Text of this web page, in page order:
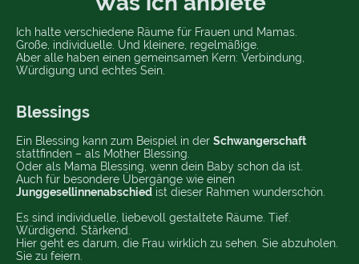
Ich halte verschiedene Räume für Frauen und Mamas.
Große, individuelle. Und kleinere, regelmäßige.
Aber alle haben einen gemeinsamen Kern: Verbindung,
Würdigung und echtes Sein.
Blessings
Ein Blessing kann zum Beispiel in der Schwangerschaft
stattfinden – als Mother Blessing.
Oder als Mama Blessing, wenn dein Baby schon da ist.
Auch für besondere Übergänge wie einen
Junggesellinnenabschied ist dieser Rahmen wunderschön.
Es sind individuelle, liebevoll gestaltete Räume. Tief.
Würdigend. Stärkend.
Hier geht es darum, die Frau wirklich zu sehen. Sie abzuholen.
Sie zu feiern.